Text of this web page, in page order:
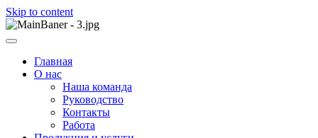
Skip to content
ООО НПП "АТП"
ООО НПП "АТП" – разработка тренажерных комплексов
Главная
О нас
Наша команда
Руководство
Контакты
Работа